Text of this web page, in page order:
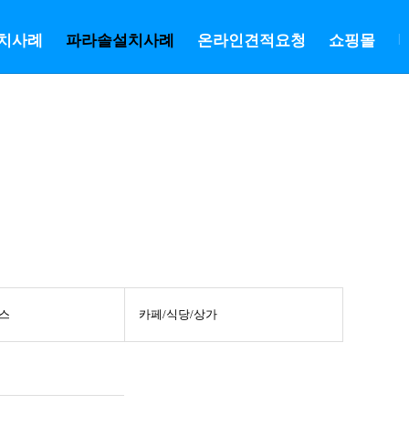
사례 파라솔설치사례 온라인견적요청 쇼핑몰
카페/식당/상가